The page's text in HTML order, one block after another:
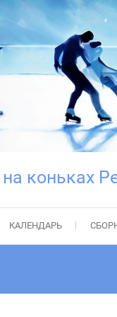
коньках
КАЛЕНДАРЬ